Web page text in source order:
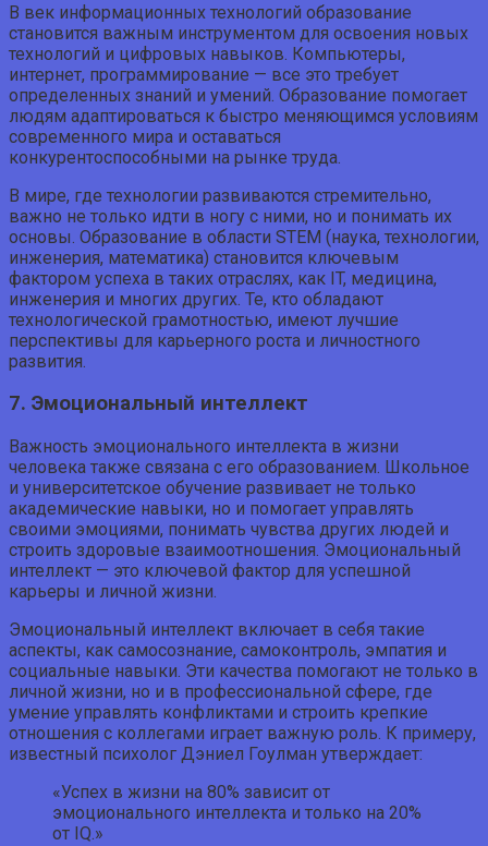
В век информационных технологий образование
становится важным инструментом для освоения новых
технологий и цифровых навыков. Компьютеры,
интернет, программирование — все это требует
определенных знаний и умений. Образование помогает
людям адаптироваться к быстро меняющимся условиям
современного мира и оставаться
конкурентоспособными на рынке труда.
В мире, где технологии развиваются стремительно,
важно не только идти в ногу с ними, но и понимать их
основы. Образование в области STEM (наука, технологии,
инженерия, математика) становится ключевым
фактором успеха в таких отраслях, как IT, медицина,
инженерия и многих других. Те, кто обладают
технологической грамотностью, имеют лучшие
перспективы для карьерного роста и личностного
развития.
7. Эмоциональный интеллект
Важность эмоционального интеллекта в жизни
человека также связана с его образованием. Школьное
и университетское обучение развивает не только
академические навыки, но и помогает управлять
своими эмоциями, понимать чувства других людей и
строить здоровые взаимоотношения. Эмоциональный
интеллект — это ключевой фактор для успешной
карьеры и личной жизни.
Эмоциональный интеллект включает в себя такие
аспекты, как самосознание, самоконтроль, эмпатия и
социальные навыки. Эти качества помогают не только в
личной жизни, но и в профессиональной сфере, где
умение управлять конфликтами и строить крепкие
отношения с коллегами играет важную роль. К примеру,
известный психолог Дэниел Гоулман утверждает:
«Успех в жизни на 80% зависит от
эмоционального интеллекта и только на 20%
от IQ.»